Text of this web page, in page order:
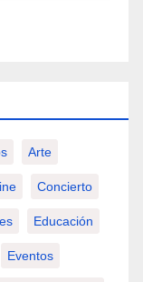
Arte
Concierto
Educación
Eventos